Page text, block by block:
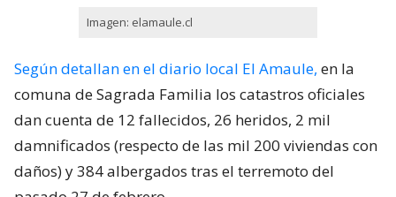
Imagen: elamaule.cl
Según detallan en el diario local El Amaule, en la
comuna de Sagrada Familia los catastros oficiales
dan cuenta de 12 fallecidos, 26 heridos, 2 mil
damnificados (respecto de las mil 200 viviendas con
daños) y 384 albergados tras el terremoto del